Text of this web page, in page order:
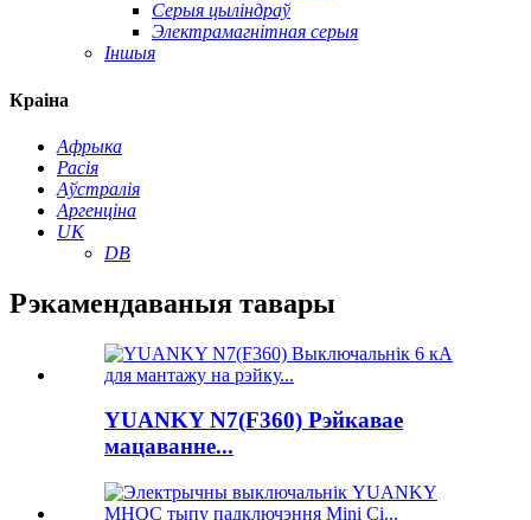
Серыя цыліндраў
Электрамагнітная серыя
Іншыя
Краіна
Афрыка
Расія
Аўстралія
Аргенціна
UK
DB
Рэкамендаваныя тавары
YUANKY N7(F360) Рэйкавае
мацаванне...